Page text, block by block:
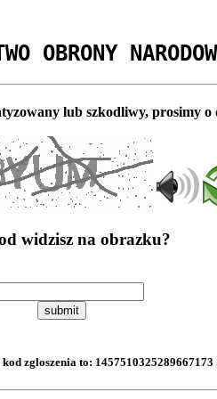
OBRONY
lub szkodliwy, prosimy o
widzisz na obrazku?
submit
zgloszenia to: 1457510325289667173